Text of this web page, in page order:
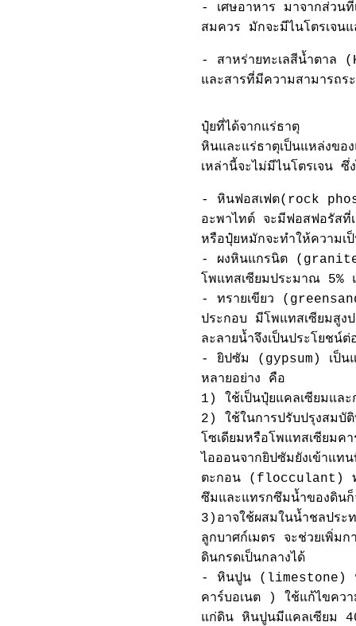
- เศษอาหาร มาจากส่วนที่
สมควร มักจะมีไนโตรเจน
- สาหร่ายทะเลสีน้ำตาล
และสารที่มีความสามารถร
ปุ๋ยที่ได้จากแร่ธาตุ
หินและแร่ธาตุเป็นแหล่งข
เหล่านี้จะไม่มีไนโตรเจน ซึ่
- หินฟอสเฟต(rock
อะพาไทต์ จะมีฟอสฟอรัสที่
หรือปุ๋ยหมักจะทำให้ความเ
- ผงหินแกรนิต (granite
โพแทสเซียมประมาณ 5%
- ทรายเขียว
ประกอบ มีโพแทสเซียมสูง
ละลายน้ำจึงเป็นประโยชน์
- ยิปซัม (gypsum) เป็นแ
หลายอย่าง คือ
1) ใช้เป็นปุ๋ยแคลเซียมแล
2) ใช้ในการปรับปรุงสมบั
โซเดียมหรือโพแทสเซียมค
ไอออนจากยิปซัมยังเข้าแท
ตะกอน (flocculant) ทำ
ซึมและแทรกซึมน้ำของดิน
3)อาจใช้ผสมในน้ำชลปร
ลูกบาศก์เมตร จะช่วยเพิ่ม
ดินกรดเป็นกลางได้
- หินปูน (limestone) หิน
คาร์บอเนต ) ใช้แก้ไขควา
แก่ดิน หินปูนมีแคลเซียม